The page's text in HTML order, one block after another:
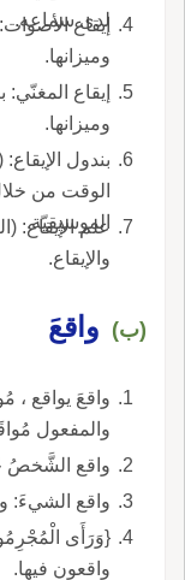
لدى سماعه.
إيقاع
وميزانها.
إيقاع المغنّي:
وميزانها.
بندول
الوقت من
الموسيقيّة.
علم الإيقاع:
والإيقاع.
(ب) واقعَ
واقعَ يواقع ،
والمفعول
واقع الشَّخصُ
واقع الشيءَ:
{وَرَأَى
واقعون فيها.